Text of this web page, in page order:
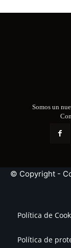
Somos un
© Copyright -
Política de
Política de